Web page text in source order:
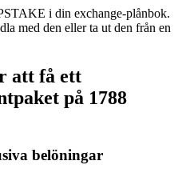
inkomsti din exchange-plånbok.
med den eller ta ut den från en
att få ett
på 1788
belöningar